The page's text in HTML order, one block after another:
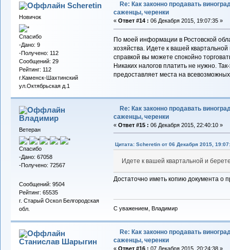
Scheretin
Новичок
Спасибо
-Дано: 9
-Получено: 112
Сообщений: 29
Рейтинг: 112
г.Каменск-Шахтинский
ул.Октябрьская д.1
Re: Как законно продавать
саженцы, черенки
« Ответ #14 : 06 Декабря 2015, 19:07:35 »
По моей информации в Ростовской
хозяйства. Идете к вашей квартальной
справкой вы можете спокойно
Никаких налогов платить не нужно.
предоставляет места на
Владимиp
Ветеран
Спасибо
-Дано: 67058
-Получено: 72567
Сообщений: 9504
Рейтинг: 65535
г. Старый Оскол Белгородская
обл.
Re: Как законно продавать
саженцы, черенки
« Ответ #15 : 06 Декабря 2015, 22:40:10 »
Цитата: Scheretin от 06 Декабря 2015,
Идете к вашей квартальной и
Достаточно иметь копию документа о
С уважением, Владимир
Станислав Шарыгин
Re: Как законно продавать
саженцы, черенки
« Ответ #16 : 07 Декабря 2015, 20:24:38 »